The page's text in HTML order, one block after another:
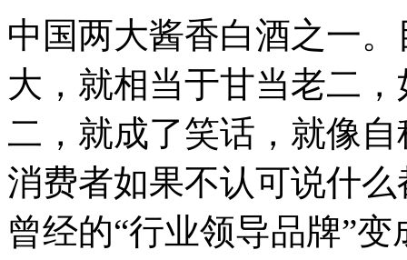
中国两大酱香白酒之一
大，就相当于甘当老二
二，就成了笑话，就像
消费者如果不认可说什
曾经的“行业领导品牌”